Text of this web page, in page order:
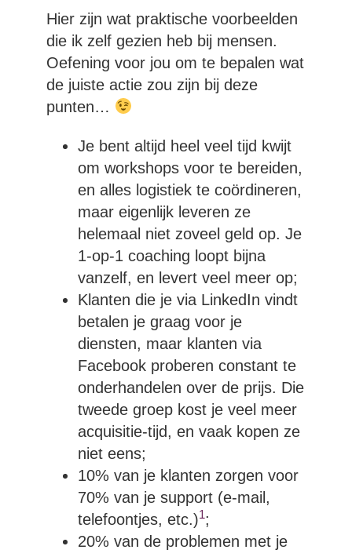
Hier zijn wat praktische voorbeelden
die ik zelf gezien heb bij mensen.
Oefening voor jou om te bepalen wat
de juiste actie zou zijn bij deze
punten…
Je bent altijd heel veel tijd kwijt
om workshops voor te bereiden,
en alles logistiek te coördineren,
maar eigenlijk leveren ze
helemaal niet zoveel geld op. Je
1-op-1 coaching loopt bijna
vanzelf, en levert veel meer op;
Klanten die je via LinkedIn vindt
betalen je graag voor je
diensten, maar klanten via
Facebook proberen constant te
onderhandelen over de prijs. Die
tweede groep kost je veel meer
acquisitie-tijd, en vaak kopen ze
niet eens;
10% van je klanten zorgen voor
70% van je support (e-mail,
telefoontjes, etc.)1;
20% van de problemen met je